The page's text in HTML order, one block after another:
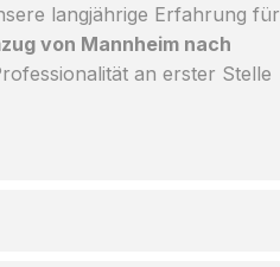
langjährige Erfahrung für
von Mannheim nach
an erster Stelle